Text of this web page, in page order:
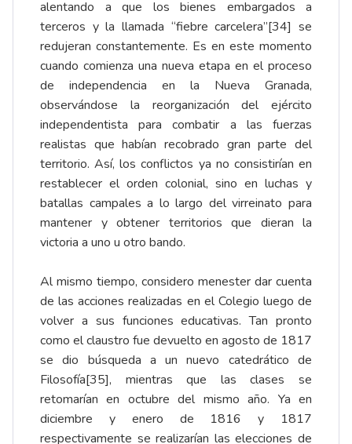
alentando a que los bienes embargados a
terceros y la llamada “fiebre carcelera”[34] se
redujeran constantemente. Es en este momento
cuando comienza una nueva etapa en el proceso
de independencia en la Nueva Granada,
observándose la reorganización del ejército
independentista para combatir a las fuerzas
realistas que habían recobrado gran parte del
territorio. Así, los conflictos ya no consistirían en
restablecer el orden colonial, sino en luchas y
batallas campales a lo largo del virreinato para
mantener y obtener territorios que dieran la
victoria a uno u otro bando.
Al mismo tiempo, considero menester dar cuenta
de las acciones realizadas en el Colegio luego de
volver a sus funciones educativas. Tan pronto
como el claustro fue devuelto en agosto de 1817
se dio búsqueda a un nuevo catedrático de
Filosofía[35], mientras que las clases se
retomarían en octubre del mismo año. Ya en
diciembre y enero de 1816 y 1817
respectivamente se realizarían las elecciones de